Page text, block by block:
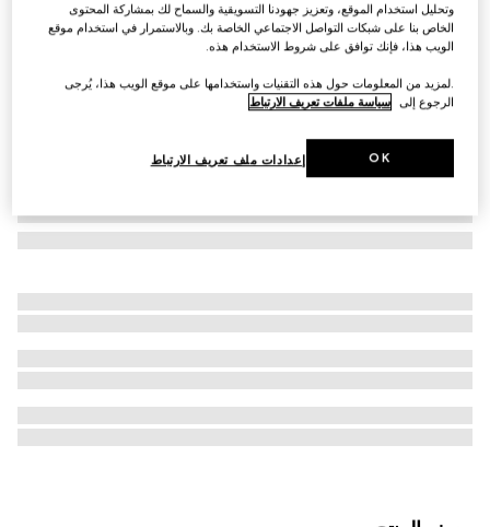
تنويعاتأسود
وتحليل استخدام الموقع، وتعزيز جهودنا التسويقية والسماح لك بمشاركة المحتوى
الخاص بنا على شبكات التواصل الاجتماعي الخاصة بك. وبالاستمرار في استخدام موقع
الويب هذا، فإنك توافق على شروط الاستخدام هذه.
.لمزيد من المعلومات حول هذه التقنيات واستخدامها على موقع الويب هذا، يُرجى
الرجوع إلى سياسة ملفات تعريف الارتباط
إعدادات ملف تعريف الارتباط OK